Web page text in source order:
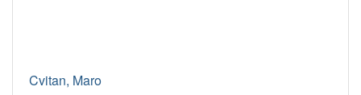
Cvitan, Maro